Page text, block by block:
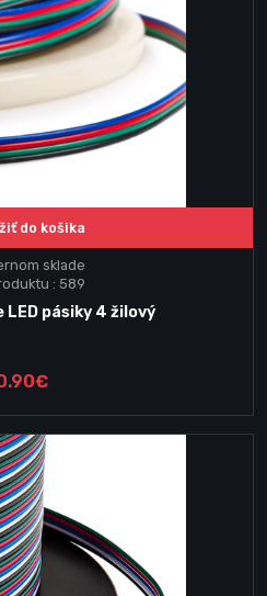
do košika
sklade
: 589
LED pásiky 4 žilový